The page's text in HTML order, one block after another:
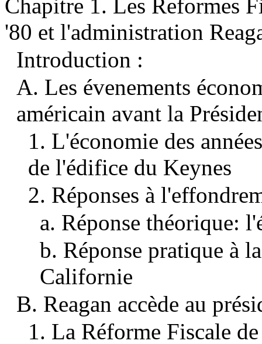
Chapitre 1. Les Reformes
'80 et l'administration
Introduction :
A. Les évenements
américain avant la
1. L'économie des
de l'édifice du Keynes
2. Réponses à
a. Réponse théorique:
b. Réponse pratique à
Californie
B. Reagan accède au
1. La Réforme Fiscale